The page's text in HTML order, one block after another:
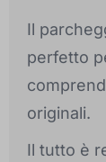
Il
perfetto
originali.
Il tutto è